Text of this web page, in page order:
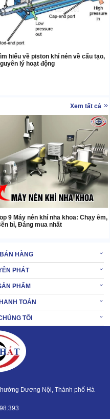
hiểu về piston khí nén về cấu tạo,
lý hoạt động
Xem tất cả
9 Máy nén khí nha khoa: Chạy êm,
bỉ, Đáng mua nhất
HÀNG
PHÁT
PHẨM
TOÁN
TÔI
Dương Nội, Thành phố Hà